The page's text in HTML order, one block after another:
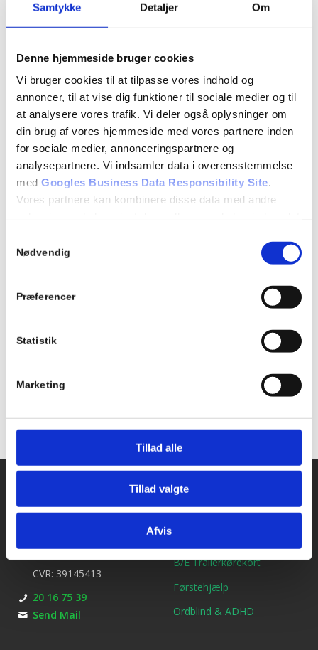
Samtykke Detaljer Om
Denne hjemmeside bruger cookies
Vi bruger cookies til at tilpasse vores indhold og
annoncer, til at vise dig funktioner til sociale medier og til
at analysere vores trafik. Vi deler også oplysninger om
din brug af vores hjemmeside med vores partnere inden
for sociale medier, annonceringspartnere og
analysepartnere. Vi indsamler data i overensstemmelse
med Googles Business Data Responsibility Site.
Vores partnere kan kombinere disse data med andre
Se Cookie & Privatlivspolitik
Nødvendig
Præferencer
Statistik
Marketing
Tillad alle
Tillad valgte
Afvis
7.20 Kørsel i tunnel
Evaluerende teoriprøver
Detaljer
Dato:
17/03/2022
Tidspunkt:
Kirkebjerg Køreskole
2600 Glostrup
CVR: 39145413
20 16 75 39
Send Mail
Ydelser
Bil kørekort
B/E Trailerkørekort
Førstehjælp
Ordblind & ADHD